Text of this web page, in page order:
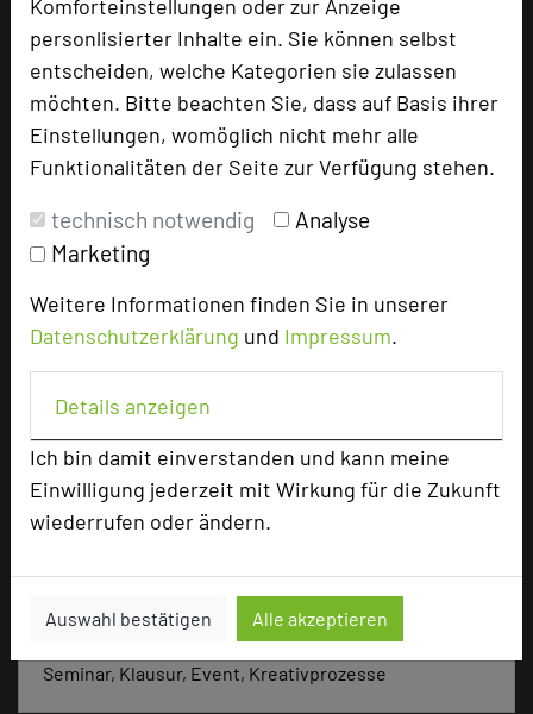
Komforteinstellungen oder zur Anzeige
personlisierter Inhalte ein. Sie können selbst
entscheiden, welche Kategorien sie zulassen
möchten. Bitte beachten Sie, dass auf Basis ihrer
Einstellungen, womöglich nicht mehr alle
Funktionalitäten der Seite zur Verfügung stehen.
technisch notwendig
Analyse
Marketing
Weitere Informationen finden Sie in unserer
Datenschutzerklärung und Impressum.
Details anzeigen
Ich bin damit einverstanden und kann meine
Einwilligung jederzeit mit Wirkung für die Zukunft
wiederrufen oder ändern.
Auswahl bestätigen Alle akzeptieren
Hotel bewerten
Hoteldaten
Max. Tagungskapazität (Personen)
U-Form
Reihenbestuhlung
Tagungsräume
Zimmer
31
Doppelzimmer
Einzelzimmer
2
Besonders geeignet für
Seminar, Klausur, Event, Kreativprozesse